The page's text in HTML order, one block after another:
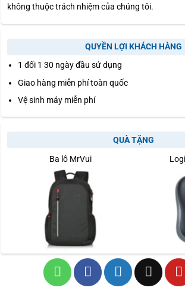
không thuộc trách nhiệm của chúng tôi.
QUYỀN LỢI KHÁCH HÀNG
1 đổi 1 30 ngày đầu sử dụng
Giao hàng miễn phí toàn quốc
Vệ sinh máy miễn phí
QUÀ TẶNG
Ba lô MrVui